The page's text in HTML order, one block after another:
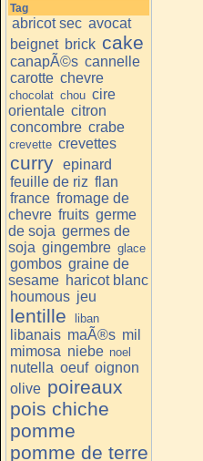
Tag
abricot sec avocat
beignet brick cake
canapÃ©s cannelle
carotte chevre
chocolat chou cire
orientale citron
concombre crabe
crevette crevettes
curry epinard
feuille de riz flan
france fromage de
chevre fruits germe
de soja germes de
soja gingembre glace
gombos graine de
sesame haricot blanc
houmous jeu
lentille liban
libanais maÃ®s mil
mimosa niebe noel
nutella oeuf oignon
olive poireaux
pois chiche
pomme
pomme de terre